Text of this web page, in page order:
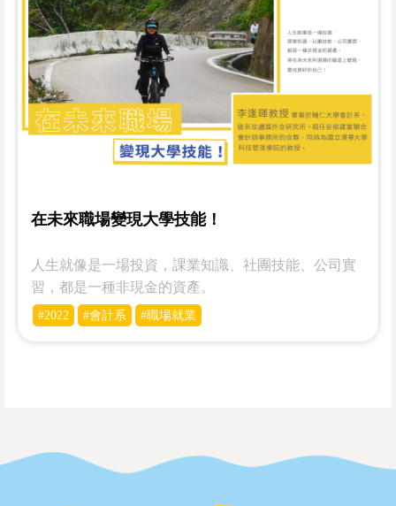
在未來職場變現大學技能！
人生就像是一場投資，課業知識、社團技能、公司實
習，都是一種非現金的資產。
#2022 #會計系 #職場就業